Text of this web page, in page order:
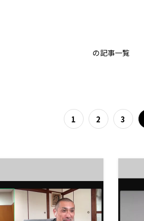
の記事一覧
1 2 3